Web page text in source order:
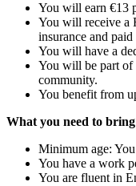
You will earn €13
You will receive a
insurance and
You will have a
You will be part of
community.
You benefit from
What you need to
Minimum age:
You have a work
You are fluent in